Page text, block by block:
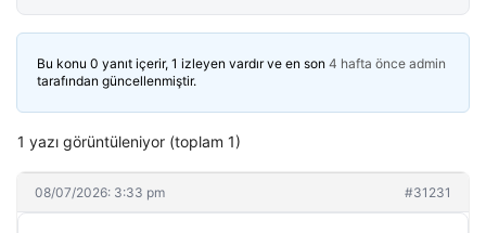
Bu konu 0 yanıt içerir, 1 izleyen vardır ve en son 4 hafta önce admin
tarafından güncellenmiştir.
1 yazı görüntüleniyor (toplam 1)
08/07/2026: 3:33 pm #31231